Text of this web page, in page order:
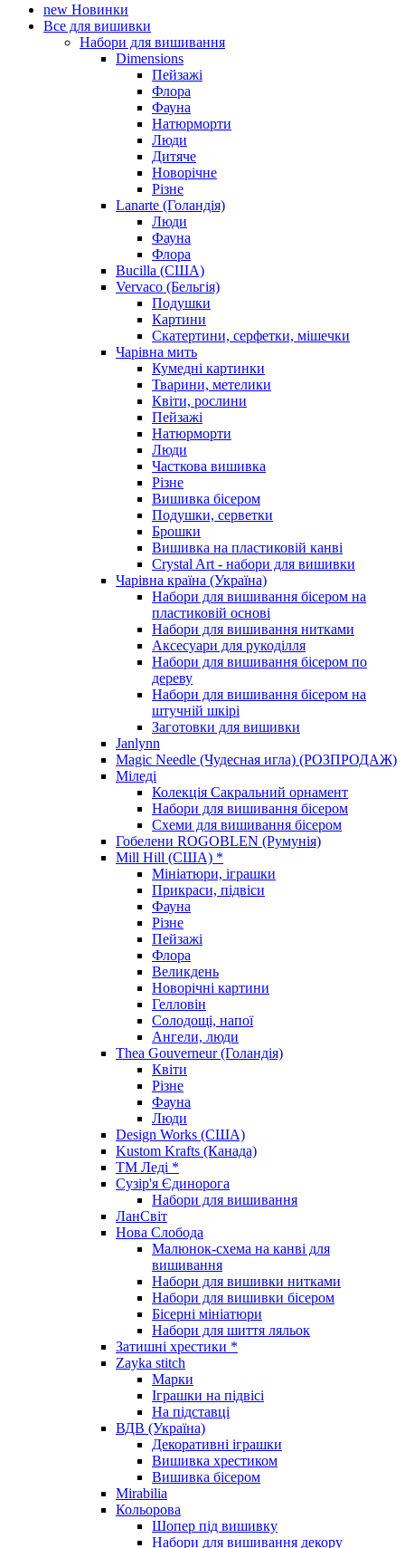
new Новинки
Все для вишивки
Набори для вишивання
Dimensions
Пейзажі
Флора
Фауна
Натюрморти
Люди
Дитяче
Новорічне
Різне
Lanarte (Голандія)
Люди
Фауна
Флора
Bucilla (США)
Vervaco (Бельгія)
Подушки
Картини
Скатертини, серфетки, мішечки
Чарiвна мить
Кумедні картинки
Тварини, метелики
Квіти, рослини
Пейзажі
Натюрморти
Люди
Часткова вишивка
Різне
Вишивка бісером
Подушки, серветки
Брошки
Вишивка на пластиковій канві
Crystal Art - набори для вишивки
Чарівна країна (Україна)
Набори для вишивання бісером на
пластиковій основі
Набори для вишивання нитками
Аксесуари для рукоділля
Набори для вишивання бісером по
дереву
Набори для вишивання бісером на
штучній шкірі
Заготовки для вишивки
Janlynn
Magic Needle (Чудесная игла) (РОЗПРОДАЖ)
Міледі
Колекція Сакральний орнамент
Набори для вишивання бісером
Схеми для вишивання бісером
Гобелени ROGOBLEN (Румунія)
Mill Hill (США) *
Мініатюри, іграшки
Прикраси, підвіси
Фауна
Різне
Пейзажі
Флора
Великдень
Новорічні картини
Гелловін
Солодощі, напої
Ангели, люди
Thea Gouverneur (Голандія)
Квіти
Різне
Фауна
Люди
Design Works (США)
Kustom Krafts (Канада)
ТМ Леді *
Сузір'я Єдинорога
Набори для вишивання
ЛанСвіт
Нова Слобода
Малюнок-схема на канві для
вишивання
Набори для вишивки нитками
Набори для вишивки бісером
Бісерні мініатюри
Набори для шиття ляльок
Затишні хрестики *
Zayka stitch
Марки
Іграшки на підвісі
На підставці
ВДВ (Україна)
Декоративні іграшки
Вишивка хрестиком
Вишивка бісером
Mirabilia
Кольорова
Шопер під вишивку
Набори для вишивання декору